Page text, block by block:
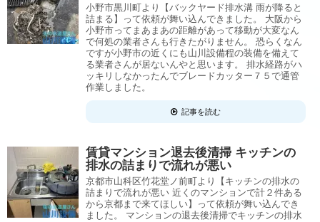
小野市黒川町より【バックヤード排水溝 雨が降ると
詰まる】って依頼が舞い込んできました。 大阪から
小野市ってまあまあの距離があって移動が大変なん
で何処の業者さんも行きたがりません。 恐らくなん
ですが小野市の近くにも山川設備程の装備を備えて
る業者さんが居ないんやと思います。 排水経路がハ
ッキリしなかったんでブレードカッター７５で通管
作業しました。
記事を読む
賃貸マンション退去後清掃 キッチンの
排水の詰まりで流れが悪い
京都市山科区竹花堂ノ前町より【キッチンの排水の
詰まりで流れが悪い 近くのマンションで計２件ある
から京都まで来てほしい】って依頼が舞い込んでき
ました。 マンションの退去後清掃でキッチンの排水